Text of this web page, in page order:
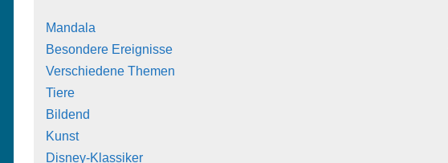
Mandala
Besondere Ereignisse
Verschiedene Themen
Tiere
Bildend
Kunst
Disney-Klassiker